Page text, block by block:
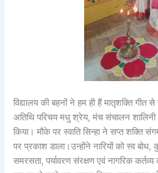
विद्यालय की बहनों ने हम ही हैं मातृशक्ति गीत से
अतिथि परिचय मधु श्रेय, मंच संचालन
किया। मौके पर स्वाति सिन्हा ने सप्त शक्ति
पर प्रकाश डाला।उन्होंने नारियों को स्व
समरसता, पर्यावरण संरक्षण एवं नागरिक